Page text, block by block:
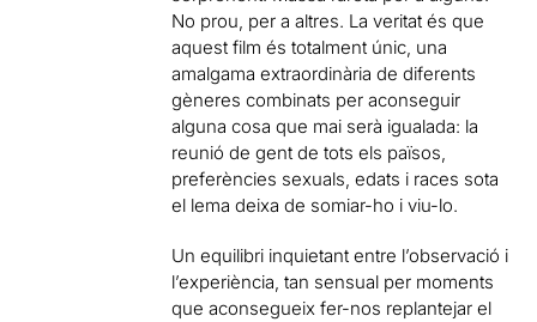
No prou, per a altres. La veritat és que
aquest film és totalment únic, una
amalgama extraordinària de diferents
gèneres combinats per aconseguir
alguna cosa que mai serà igualada: la
reunió de gent de tots els països,
preferències sexuals, edats i races sota
el lema deixa de somiar-ho i viu-lo.
Un equilibri inquietant entre l’observació i
l’experiència, tan sensual per moments
que aconsegueix fer-nos replantejar el